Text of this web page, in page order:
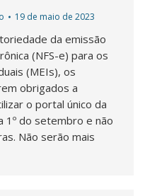
19 de maio de 2023
da emissão
(NFS-e) para os
(MEIs), os
obrigados a
o portal único da
1º do setembro e não
Não serão mais